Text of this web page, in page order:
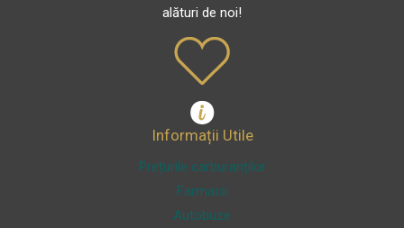
alături de noi!
Informații Utile
Prețurile carburanților
Farmacii
Autobuze